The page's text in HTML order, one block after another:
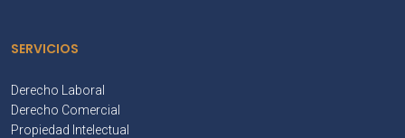
SERVICIOS
Derecho Laboral
Derecho Comercial
Propiedad Intelectual